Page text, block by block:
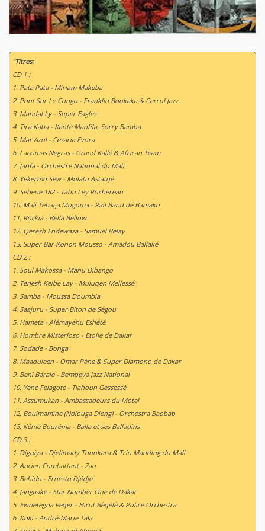
Musique mandingue, Musique peule,Rumba congolaise,Semba,
Tchamassi,Tchinkounmey,World / Musique du monde,Ziglibithy
“Titres:
CD 1 :
1. Pata Pata - Miriam Makeba
2. Pont Sur Le Congo - Franklin Boukaka & Cercul Jazz
3. Mandal Ly - Super Eagles
4. Tira Kaba - Kanté Manfila, Sorry Bamba
5. Mar Azul - Cesaria Evora
6. Lacrimas Negras - Grand Kallé & African Team
7. Janfa - Orchestre National du Mali
8. Yekermo Sew - Mulatu Astatqé
9. Sebene 182 - Tabu Ley Rochereau
10. Mali Tebaga Mogoma - Rail Band de Bamako
11. Rockia - Bella Bellow
12. Qeresh Endewaza - Samuel Bèlay
13. Super Bar Konon Mousso - Amadou Ballaké
CD 2 :
1. Soul Makossa - Manu Dibango
2. Tenesh Kelbe Lay - Muluqen Mellessé
3. Samba - Moussa Doumbia
4. Saajuru - Super Biton de Ségou
5. Hameta - Alémayéhu Eshété
6. Hombre Misterioso - Etoile de Dakar
7. Sodade - Bonga
8. Maaduleen - Omar Pène & Super Diamono de Dakar
9. Beni Barale - Bembeya Jazz National
10. Yene Felagote - Tlahoun Gessessé
11. Assumukan - Ambassadeurs du Motel
12. Boulmamine (Ndiouga Dieng) - Orchestra Baobab
13. Kémé Bouréma - Balla et ses Balladins
CD 3 :
1. Diguiya - Djelimady Tounkara & Trio Manding du Mali
2. Ancien Combattant - Zao
3. Behido - Ernesto Djédjé
4. Jangaake - Star Number One de Dakar
5. Ewnetegna Feqer - Hirut Bèqèlè & Police Orchestra
6. Koki - André-Marie Tala